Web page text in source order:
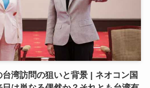
湾訪問の狙いと背景 | ネオコン国